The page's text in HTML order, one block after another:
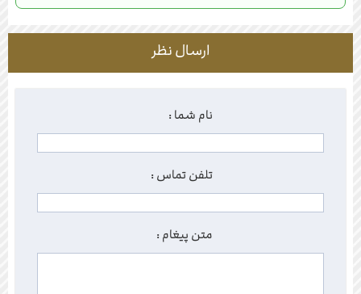
ارسال نظر
نام شما :
تلفن تماس :
متن پیغام :